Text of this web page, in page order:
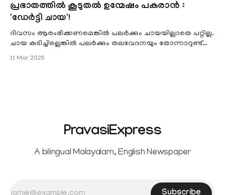
പ്രഭാതത്തിൽ കൂടുതൽ ഉന്മേഷം പകരാൻ :
'ഡേർട്ടി ചായ'!
ദിവസം ആരംഭിക്കണമെങ്കില്‍ പലര്‍ക്കും ചായയില്ലാതെ പറ്റില്ല.
ചായ കുടിച്ചില്ലെങ്കില്‍ പലര്‍ക്കും തലവേദനയും തോന്നാറുണ്ട്
അതുകൊണ്ടുതന്നെ ചാ
11 Mar 2025
PravasiExpress
A bilingual Malayalam, English Newspaper